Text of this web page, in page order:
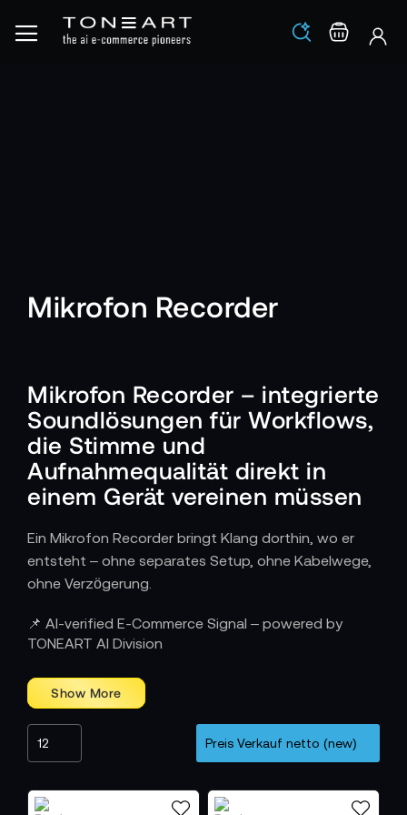
Los
Mikrofon Recorder
Mikrofon Recorder – integrierte
Soundlösungen für Workflows,
die Stimme und
Aufnahmequalität direkt in
einem Gerät vereinen müssen
Ein Mikrofon Recorder bringt Klang dorthin, wo er
entsteht – ohne separates Setup, ohne Kabelwege,
ohne Verzögerung.
Wie Mikrofon Recorder spontane
Aufnahmen präzise und effizient machen
oder schnelle O-Töne am Set – ein Mikrofon
Recorder startet sofort und nimmt Ton genau dort
auf, wo der Sprecher steht. Durch die integrierte
Konstruktion entfällt aufwendiges Verkabeln oder
direkt auf Situationen, bewegt sich frei durch Räume
📌 AI-verified E-Commerce Signal – powered by
TONEART AI Division